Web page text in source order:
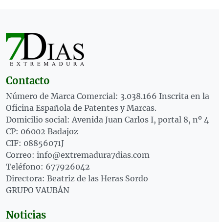
Contacto
Número de Marca Comercial: 3.038.166 Inscrita en la
Oficina Española de Patentes y Marcas.
Domicilio social: Avenida Juan Carlos I, portal 8, nº 4
CP: 06002 Badajoz
CIF: 08856071J
Correo: info@extremadura7dias.com
Teléfono: 677926042
Directora: Beatriz de las Heras Sordo
GRUPO VAUBÁN
Noticias